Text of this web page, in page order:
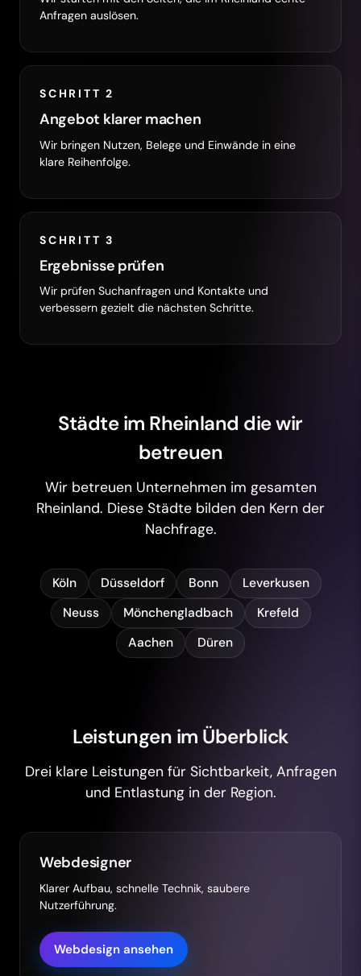
Anfragen auslösen.
SCHRITT 2
Angebot klarer machen
Wir bringen Nutzen, Belege und Einwände in eine
klare Reihenfolge.
SCHRITT 3
Ergebnisse prüfen
Wir prüfen Suchanfragen und Kontakte und
verbessern gezielt die nächsten Schritte.
Städte im Rheinland die wir
betreuen
Wir betreuen Unternehmen im gesamten
Rheinland. Diese Städte bilden den Kern der
Nachfrage.
Köln Düsseldorf Bonn
Leverkusen
Neuss
Mönchengladbach
Krefeld
Aachen
Düren
Leistungen im Überblick
Drei klare Leistungen für Sichtbarkeit, Anfragen
und Entlastung in der Region.
Webdesigner
Klarer Aufbau, schnelle Technik, saubere
Nutzerführung.
Webdesign ansehen